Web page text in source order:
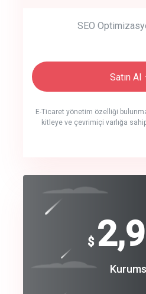
SEO
Satın Al
E-Ticaret yönetim özelliği
kitleye ve çevrimiçi varlığa
crm auto cync
track energy
$
240
Coroprate